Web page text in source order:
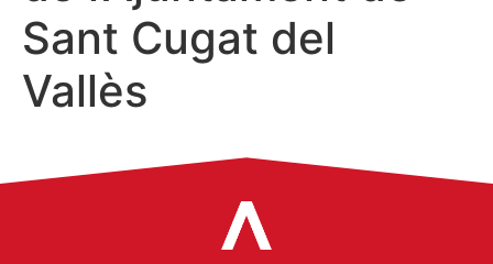
Sant Cugat del
Vallès